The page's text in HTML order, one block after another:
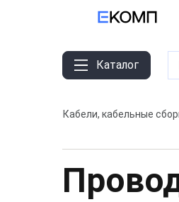
Каталог
Кабели, кабельные